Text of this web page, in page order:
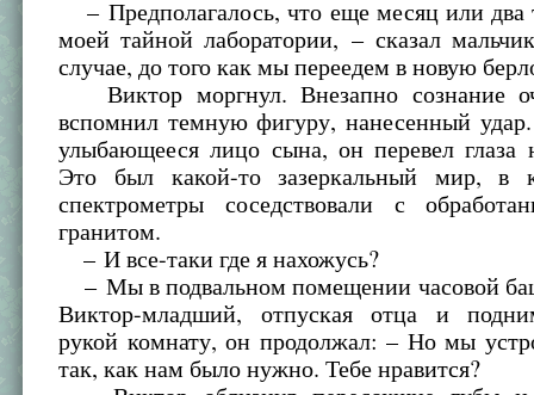
– Предполагалось, что еще месяц или
моей тайной лаборатории, – сказал
случае, до того как мы переедем в новую
Виктор моргнул. Внезапно сознание
вспомнил темную фигуру, нанесенный
улыбающееся лицо сына, он перевел глаза
Это был какой-то зазеркальный мир, в
спектрометры соседствовали с
гранитом.
– И все-таки где я нахожусь?
– Мы в подвальном помещении часовой
Виктор-младший, отпуская отца и
рукой комнату, он продолжал: – Но мы
так, как нам было нужно. Тебе нравится?